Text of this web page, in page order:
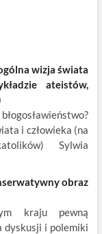
ar
wizja świata
ateistów,
i człowieka (na
Sylwia
obraz
kraju pewną
dyskusji i polemiki